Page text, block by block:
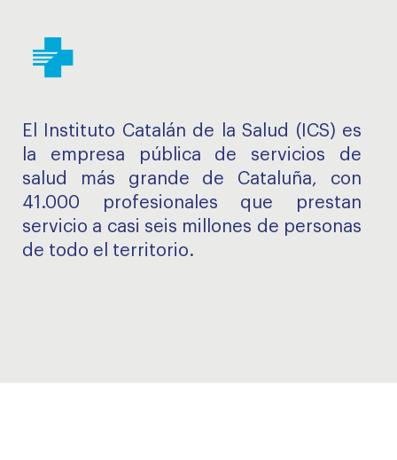
El Instituto Catalán de la Salud (ICS) es
la empresa pública de servicios de
salud más grande de Cataluña, con
41.000 profesionales que prestan
servicio a casi seis millones de personas
de todo el territorio.